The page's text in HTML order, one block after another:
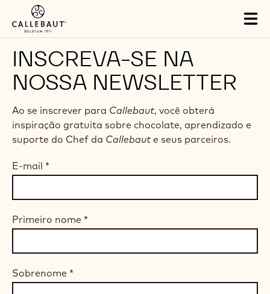
Skip to main content
INSCREVA-SE NA
NOSSA NEWSLETTER
Ao se inscrever para Callebaut, você obterá
inspiração gratuita sobre chocolate, aprendizado e
suporte do Chef da Callebaut e seus parceiros.
E-mail *
Primeiro nome *
Sobrenome *